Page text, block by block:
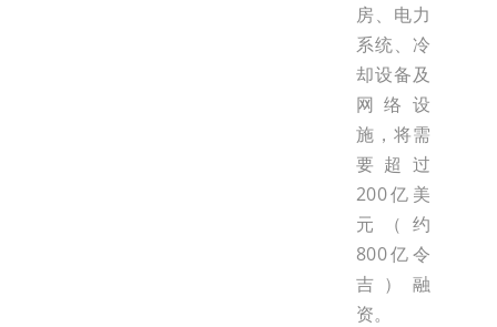
房、电力
系统、冷
却设备及
网络设
施，将需
要超过
200亿美
元（约
800亿令
吉）融
资。